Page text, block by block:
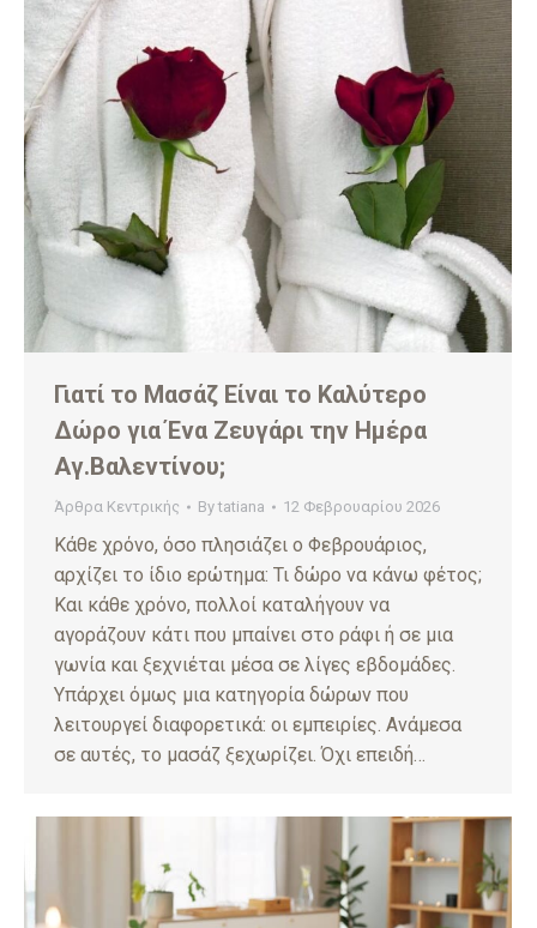
Γιατί το Μασάζ Είναι το Καλύτερο
Δώρο για Ένα Ζευγάρι την Ημέρα
Αγ.Βαλεντίνου;
Άρθρα Κεντρικής Bytatiana 12 Φεβρουαρίου 2026
Κάθε χρόνο, όσο πλησιάζει ο Φεβρουάριος,
αρχίζει το ίδιο ερώτημα: Τι δώρο να κάνω φέτος;
Και κάθε χρόνο, πολλοί καταλήγουν να
αγοράζουν κάτι που μπαίνει στο ράφι ή σε μια
γωνία και ξεχνιέται μέσα σε λίγες εβδομάδες.
Υπάρχει όμως μια κατηγορία δώρων που
λειτουργεί διαφορετικά: οι εμπειρίες. Ανάμεσα
σε αυτές, το μασάζ ξεχωρίζει. Όχι επειδή…